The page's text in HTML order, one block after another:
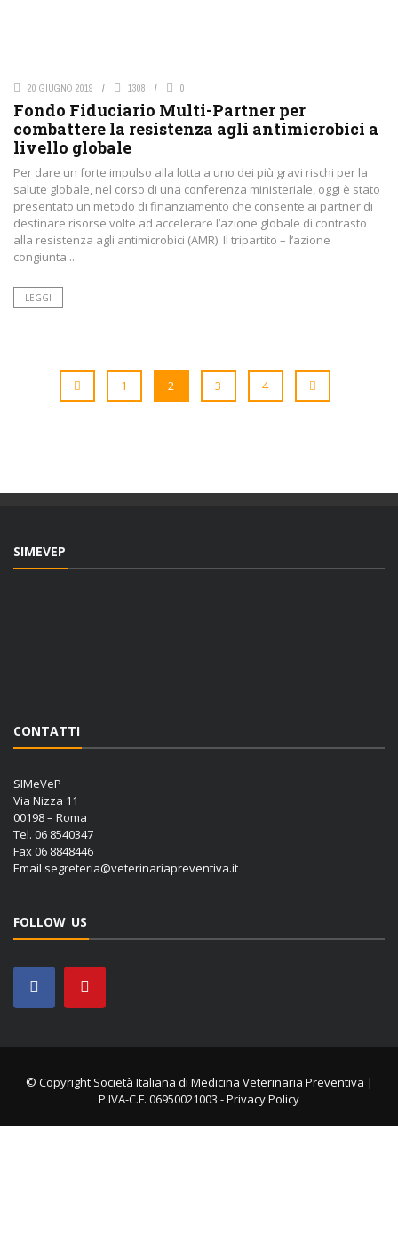
20 GIUGNO 2019 1308 0
Fondo Fiduciario Multi-Partner per
combattere la resistenza agli antimicrobici a
livello globale
Per dare un forte impulso alla lotta a uno dei più gravi rischi per la
salute globale, nel corso di una conferenza ministeriale, oggi è stato
presentato un metodo di finanziamento che consente ai partner di
destinare risorse volte ad accelerare l’azione globale di contrasto
alla resistenza agli antimicrobici (AMR). Il tripartito – l’azione
congiunta ...
LEGGI
1 2 3 4
SIMEVEP
CONTATTI
SIMeVeP
Via Nizza 11
00198 – Roma
Tel. 06 8540347
Fax 06 8848446
Email segreteria@veterinariapreventiva.it
FOLLOW US
© Copyright Società Italiana di Medicina Veterinaria Preventiva |
P.IVA-C.F. 06950021003 -Privacy Policy